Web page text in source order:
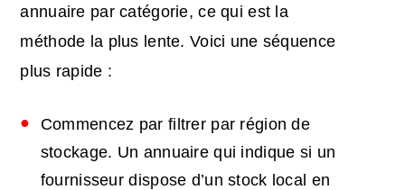
annuaire par catégorie, ce qui est la
méthode la plus lente. Voici une séquence
plus rapide :
Commencez par filtrer par région de
stockage. Un annuaire qui indique si un
fournisseur dispose d’un stock local en